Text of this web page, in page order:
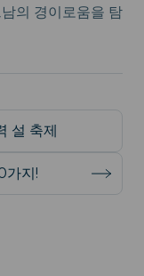
의 경이로움을 탐
설 축제
가지!